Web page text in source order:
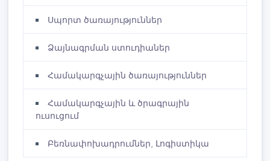
Սպորտ ծառայություններ
Ձայնագրման ստուդիաներ
Համակարգչային ծառայություններ
Համակարգչային և ծրագրային
ուսուցում
Բեռնափոխադրումներ, Լոգիստիկա